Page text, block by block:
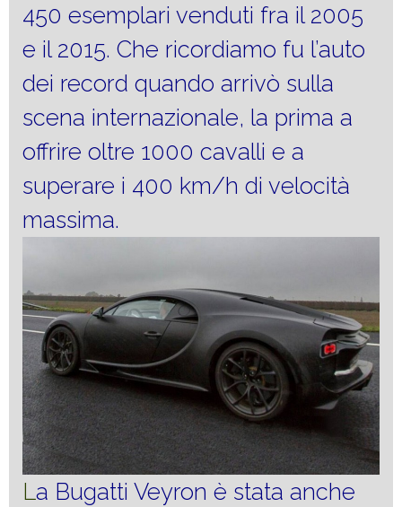
450 esemplari venduti fra il 2005
e il 2015. Che ricordiamo fu l’auto
dei record quando arrivò sulla
scena internazionale, la prima a
offrire oltre 1000 cavalli e a
superare i 400 km/h di velocità
massima.
La Bugatti Veyron è stata anche